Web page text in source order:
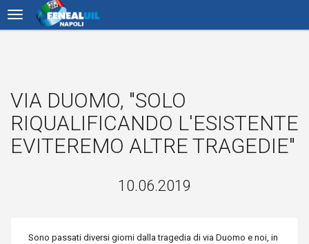
VIA DUOMO, "SOLO
RIQUALIFICANDO L'ESISTENTE
EVITEREMO ALTRE TRAGEDIE"
10.06.2019
Sono passati diversi giorni dalla tragedia di via Duomo e noi, in